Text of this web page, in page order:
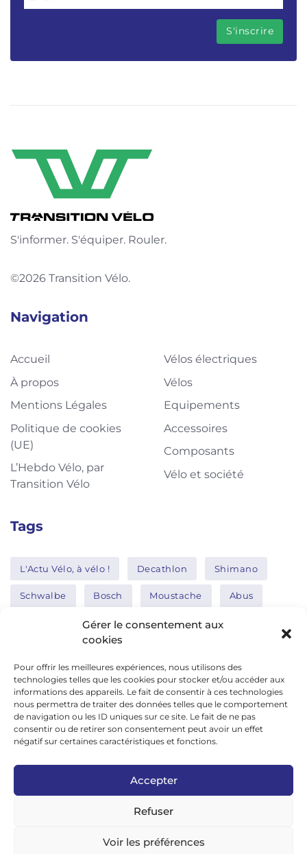
Gérer le consentement aux
cookies
Pour offrir les meilleures expériences, nous utilisons des
technologies telles que les cookies pour stocker et/ou accéder aux
informations des appareils. Le fait de consentir à ces technologies
nous permettra de traiter des données telles que le comportement
de navigation ou les ID uniques sur ce site. Le fait de ne pas
consentir ou de retirer son consentement peut avoir un effet
négatif sur certaines caractéristiques et fonctions.
Accepter
Refuser
Voir les préférences
S'informer. S'équiper. Rouler.
©2026 Transition Vélo.
Navigation
Accueil
À propos
Mentions Légales
Politique de cookies
(UE)
L’Hebdo Vélo, par
Transition Vélo
Vélos électriques
Vélos
Equipements
Accessoires
Composants
Vélo et société
Tags
L'Actu Vélo, à vélo ! Decathlon Shimano
Schwalbe Bosch Moustache Abus
Thule Nakamura
Réseaux sociaux
google news
facebook
twitter